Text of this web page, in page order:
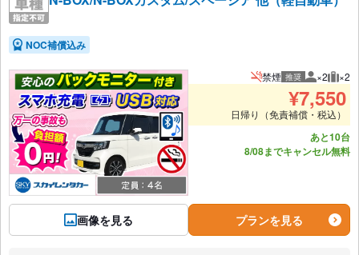
NOC補償込み
画像を見る
禁煙 推奨 推奨人数
×2 推
×2
¥7,550
日帰り（免責補償・税込）
あと10台
8/08までキャンセル無料
プランを見る